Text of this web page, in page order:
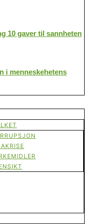
10 gaver til sannheten
i menneskehetens